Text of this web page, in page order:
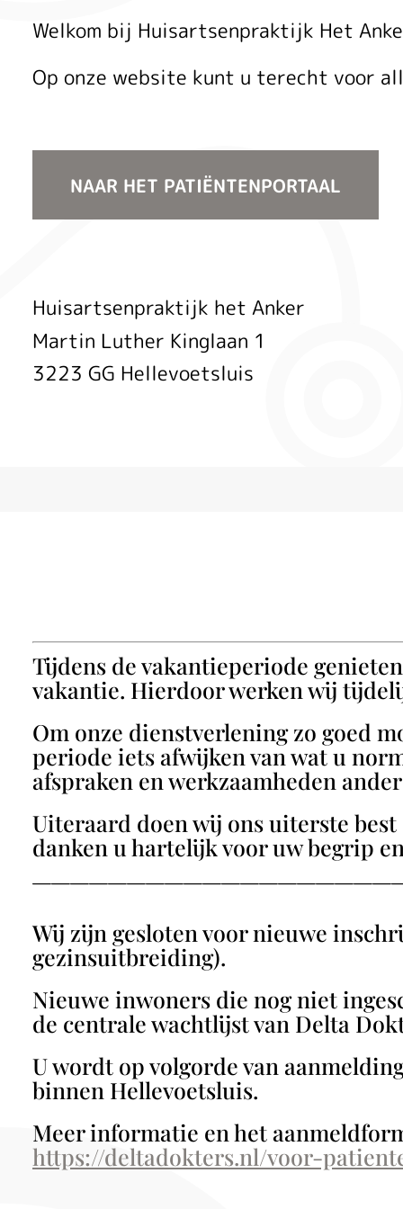
Welkom bij Huisartsenpraktijk Het
Op onze website kunt u terecht voor
NAAR HET PATIËNTENPORTAAL
Huisartsenpraktijk het Anker
Martin Luther Kinglaan 1
3223 GG Hellevoetsluis
Tijdens de vakantieperiode
vakantie. Hierdoor werken wij
Om onze dienstverlening zo goed
periode iets afwijken van wat u
afspraken en werkzaamheden
Uiteraard doen wij ons uiterste
danken u hartelijk voor uw begrip
Wij zijn gesloten voor nieuwe
gezinsuitbreiding).
Nieuwe inwoners die nog niet
de centrale wachtlijst van Delta
U wordt op volgorde van
binnen Hellevoetsluis.
Meer informatie en het
https://deltadokters.nl/voor-